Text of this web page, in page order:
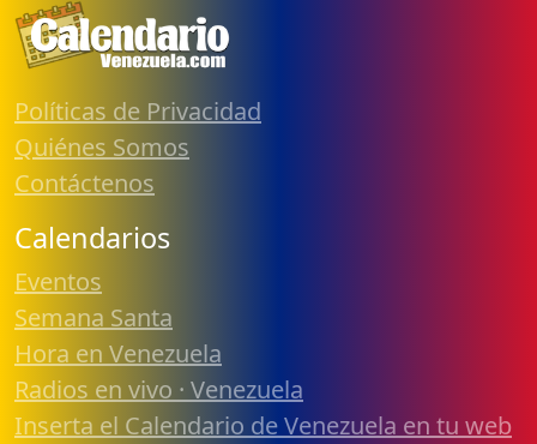
Políticas de Privacidad
Quiénes Somos
Contáctenos
Calendarios
Eventos
Semana Santa
Hora en Venezuela
Radios en vivo · Venezuela
Inserta el Calendario de Venezuela en tu web